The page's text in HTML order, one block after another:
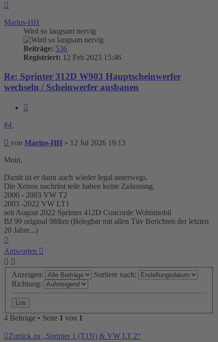
Marius-HH
Wird so langsam nervig
Beiträge: 536
Registriert: 12 Feb 2023 15:46
Re: Sprinter 312D W903 Hauptscheinwerfer
wechseln / Scheinwerfer ausbauen
#4
Beitrag
von Marius-HH » 12 Jul 2026 19:13
Moin,
Damit ist er dann auch wieder legal unterwegs.
Die Xenon nachrüst teile haben keine Zulassung.
2000 - 2003 VW T2
2003 -2022 VW LT1
seit August 2022 Sprinter 412D Concorde Wohnmobil
BJ 99 original 98tkm (Belegbar mit allen Tüv Berichten der letzten
20 Jahre...)
Antworten
Anzeigen:
Sortiere nach:
Richtung:
4 Beiträge • Seite 1 von 1
Zurück zu „Sprinter 1 (T1N) & VW LT 2“